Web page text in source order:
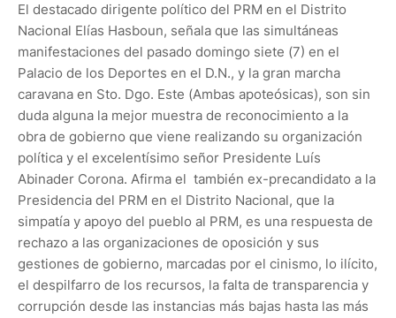
El destacado dirigente político del PRM en el Distrito
Nacional Elías Hasboun, señala que las simultáneas
manifestaciones del pasado domingo siete (7) en el
Palacio de los Deportes en el D.N., y la gran marcha
caravana en Sto. Dgo. Este (Ambas apoteósicas), son sin
duda alguna la mejor muestra de reconocimiento a la
obra de gobierno que viene realizando su organización
política y el excelentísimo señor Presidente Luís
Abinader Corona. Afirma el también ex-precandidato a la
Presidencia del PRM en el Distrito Nacional, que la
simpatía y apoyo del pueblo al PRM, es una respuesta de
rechazo a las organizaciones de oposición y sus
gestiones de gobierno, marcadas por el cinismo, lo ilícito,
el despilfarro de los recursos, la falta de transparencia y
corrupción desde las instancias más bajas hasta las más